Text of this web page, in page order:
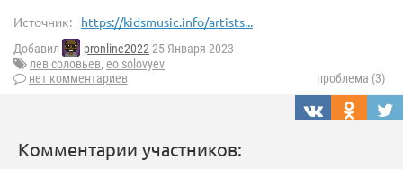
Источник: https://kidsmusic.info/artists...
Добавил pronline202225 Января 2023
лев соловьев, eo solovyev
нет комментариев
проблема (3)
Комментарии участников: